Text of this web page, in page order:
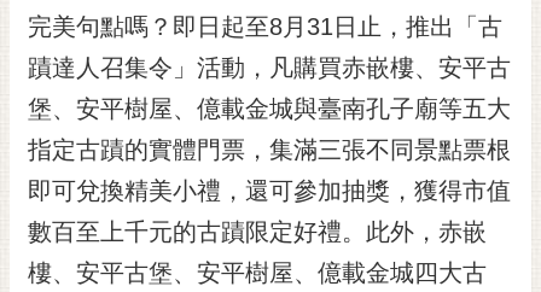
市民互動
黃
偉
哲
光
花
完美句點嗎？即日起至8月31日止，推出「古
蹟達人召集令」活動，凡購買赤嵌樓、安平古
堡、安平樹屋、億載金城與臺南孔子廟等五大
指定古蹟的實體門票，集滿三張不同景點票根
即可兌換精美小禮，還可參加抽獎，獲得市值
數百至上千元的古蹟限定好禮。此外，赤嵌
樓、安平古堡、安平樹屋、億載金城四大古